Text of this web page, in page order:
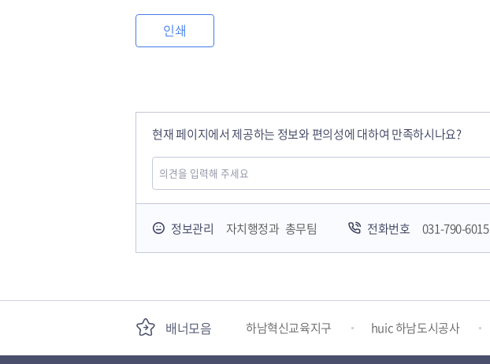
인쇄
현재 페이지에서 제공하는 정보와 편의성에 대하여 만족하시나요?
정보관리 자치행정과 총무팀 전화번호 031-790-6015
배너모음
국민안전교육플랫폼
하남혁신교육지구 huic 하남도시공사